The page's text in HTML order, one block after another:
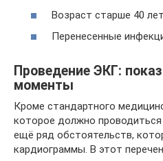
Возраст старше 40 лет
Перенесенные
Проведение ЭКГ:
моменты
Кроме стандартного
которое должно
ещё ряд обстоятельств,
кардиограммы. В этот